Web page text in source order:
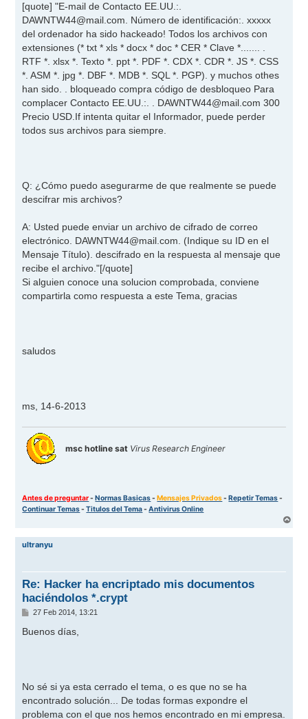
[quote] "E-mail de Contacto EE.UU.:.
DAWNTW44@mail.com. Número de identificación:. xxxxx
del ordenador ha sido hackeado! Todos los archivos con
extensiones (* txt * xls * docx * doc * CER * Clave *....... .
RTF *. xlsx *. Texto *. ppt *. PDF *. CDX *. CDR *. JS *. CSS
*. ASM *. jpg *. DBF *. MDB *. SQL *. PGP). y muchos othes
han sido. . bloqueado compra código de desbloqueo Para
complacer Contacto EE.UU.:. . DAWNTW44@mail.com 300
Precio USD.If intenta quitar el Informador, puede perder
todos sus archivos para siempre.
Q: ¿Cómo puedo asegurarme de que realmente se puede
descifrar mis archivos?
A: Usted puede enviar un archivo de cifrado de correo
electrónico. DAWNTW44@mail.com. (Indique su ID en el
Mensaje Título). descifrado en la respuesta al mensaje que
recibe el archivo."[/quote]
Si alguien conoce una solucion comprobada, conviene
compartirla como respuesta a este Tema, gracias
saludos
ms, 14-6-2013
msc hotline sat Virus Research Engineer
Antes de preguntar-Normas Basicas-Mensajes Privados-Repetir Temas-
Continuar Temas-Titulos del Tema-Antivirus Online
r
ultranyu
Re: Hacker ha encriptado mis documentos
haciéndolos *.crypt
M
n
27 Feb 2014, 13:21
Buenos días,
No sé si ya esta cerrado el tema, o es que no se ha
encontrado solución... De todas formas expondre el
problema con el que nos hemos encontrado en mi empresa.